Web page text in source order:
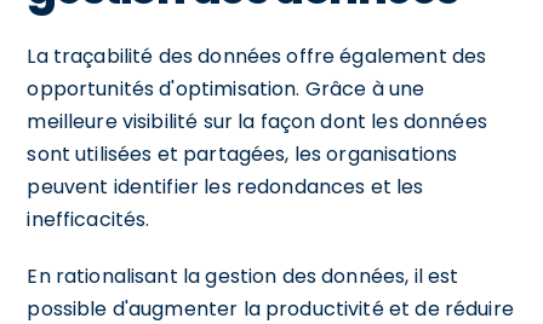
La traçabilité des données offre également des
opportunités d'optimisation. Grâce à une
meilleure visibilité sur la façon dont les données
sont utilisées et partagées, les organisations
peuvent identifier les redondances et les
inefficacités.
En rationalisant la gestion des données, il est
possible d'augmenter la productivité et de réduire